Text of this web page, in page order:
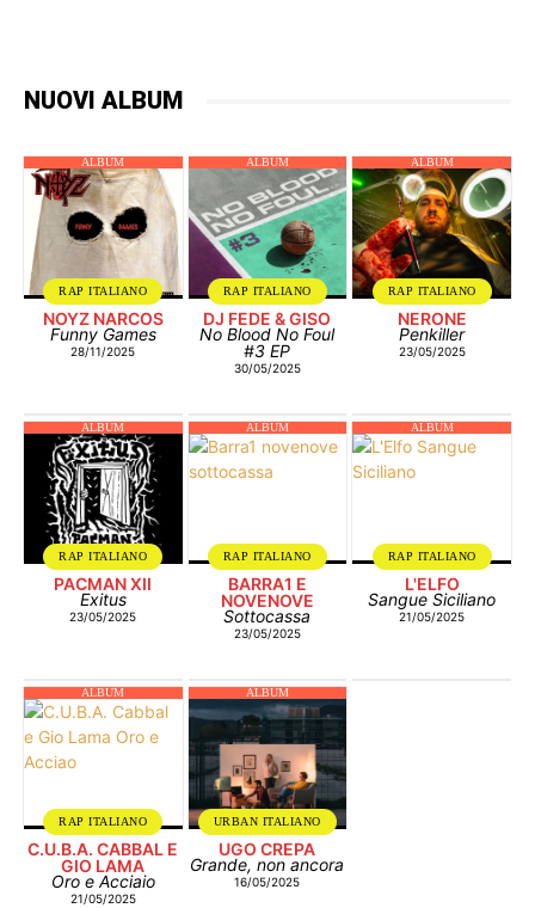
NUOVI ALBUM
ALBUM
RAP ITALIANO
NOYZ NARCOS
Funny Games
28/11/2025
ALBUM
RAP ITALIANO
DJ FEDE & GISO
No Blood No Foul
#3 EP
30/05/2025
ALBUM
RAP ITALIANO
NERONE
Penkiller
23/05/2025
ALBUM
RAP ITALIANO
PACMAN XII
Exitus
23/05/2025
ALBUM
RAP ITALIANO
BARRA1 E
NOVENOVE
Sottocassa
23/05/2025
ALBUM
RAP ITALIANO
L'ELFO
Sangue Siciliano
21/05/2025
ALBUM
RAP ITALIANO
C.U.B.A. CABBAL E
GIO LAMA
Oro e Acciaio
21/05/2025
ALBUM
URBAN ITALIANO
UGO CREPA
Grande, non ancora
16/05/2025